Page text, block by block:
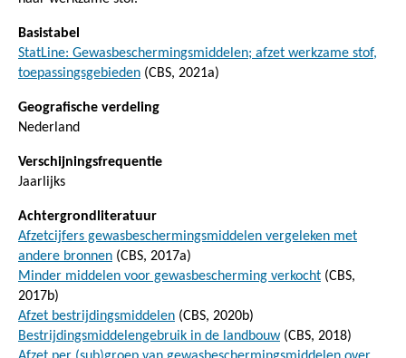
Basistabel
StatLine: Gewasbeschermingsmiddelen; afzet werkzame stof,
toepassingsgebieden (CBS, 2021a)
Geografische verdeling
Nederland
Verschijningsfrequentie
Jaarlijks
Achtergrondliteratuur
Afzetcijfers gewasbeschermingsmiddelen vergeleken met
andere bronnen (CBS, 2017a)
Minder middelen voor gewasbescherming verkocht (CBS,
2017b)
Afzet bestrijdingsmiddelen (CBS, 2020b)
Bestrijdingsmiddelengebruik in de landbouw(CBS, 2018)